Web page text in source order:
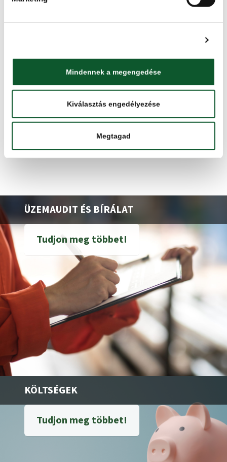
Mindennek a megengedése
Kiválasztás engedélyezése
Megtagad
VISSZA A HÍREKRE
ÜZEMAUDIT ÉS BÍRÁLAT
Tudjon meg többet!
KÖLTSÉGEK
Tudjon meg többet!